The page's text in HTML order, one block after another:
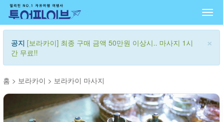
×
공지 [보라카이] 최종 구매 금액 50만원 이상시.. 마사지 1시
간 무료!!
홈 > 보라카이 > 보라카이 마사지